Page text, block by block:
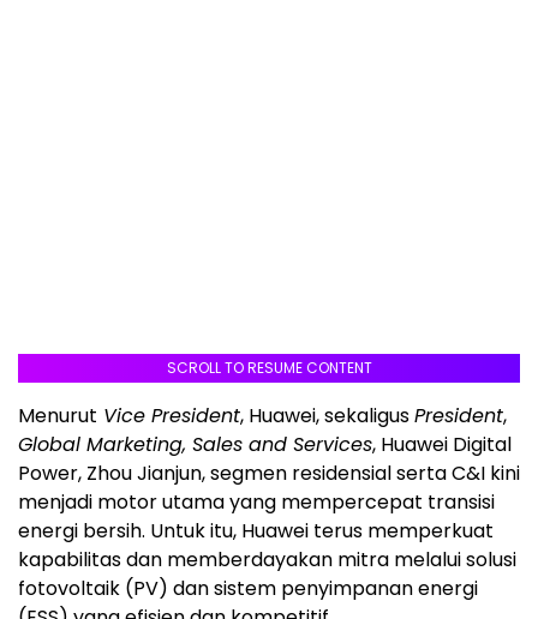
SCROLL TO RESUME CONTENT
Menurut Vice President, Huawei, sekaligusPresident,
Global Marketing, Sales and Services, Huawei Digital
Power, Zhou Jianjun, segmen residensial serta C&I kini
menjadi motor utama yang mempercepat transisi
energi bersih. Untuk itu, Huawei terus memperkuat
kapabilitas dan memberdayakan mitra melalui solusi
fotovoltaik (PV) dan sistem penyimpanan energi